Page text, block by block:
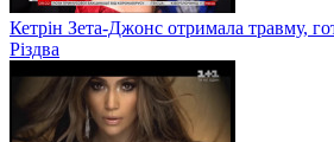
Кетрін Зета-Джонс отримала травму,
Різдва